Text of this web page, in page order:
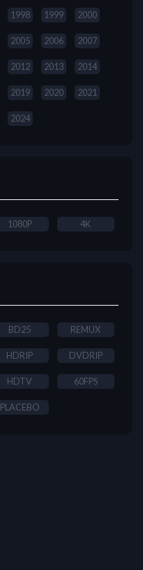
1998 1999 2000
2005 2006 2007
2012 2013 2014
2019 2020 2021
2024
1080P 4K
BD25 REMUX
HDRIP DVDRIP
HDTV 60FPS
PLACEBO